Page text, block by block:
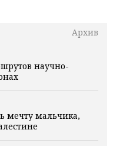
Архив
научно-
мечту мальчика,